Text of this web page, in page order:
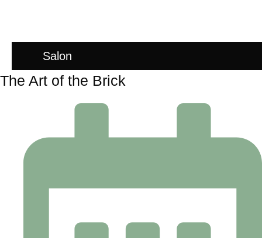
Salon
The Art of the Brick